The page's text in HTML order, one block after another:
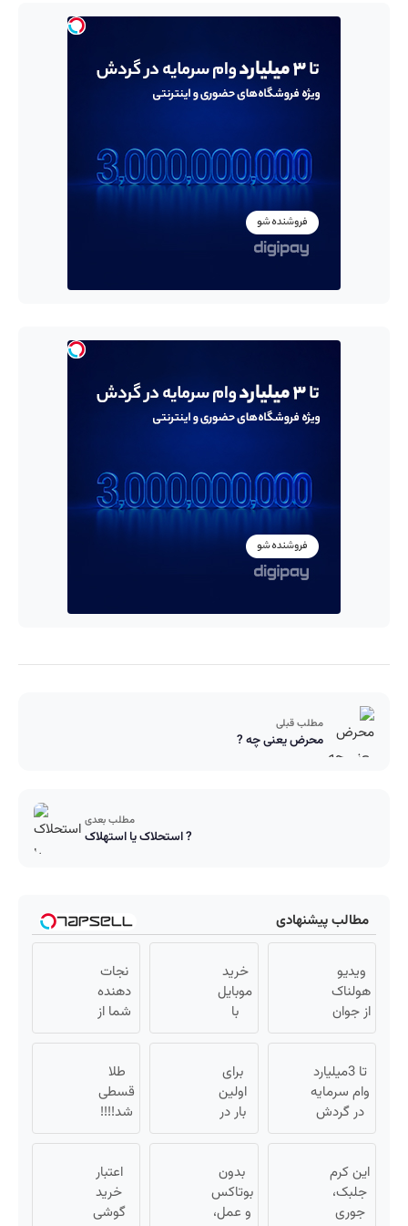
مطلب قبلی
محرض یعنی چه ?
مطلب بعدی
استحلاک یا استهلاک ?
مطالب پیشنهادی
ویدیو
هولناک
از جوان
کارتن
که
میلیاردر
شد.
آموزش
خرید
موبایل
با
اسنپ
در ۴
قسط
بدون
سود و
نجات
دهنده
شما از
پیری!
جوانساز
جلبک50%تخفیف
تا 3میلیارد
وام سرمایه
در گردش
فروشندگان
فروشگاهت
رو ثبت کن
برای
اولین
بار در
ایران
این
دکتر
کرم
طلا
قسطی
شد!!!!
💰🔥
این کرم
جلبک،
جوری
بدون
بوتاکس
و عمل،
اعتبار
خرید
گوشی